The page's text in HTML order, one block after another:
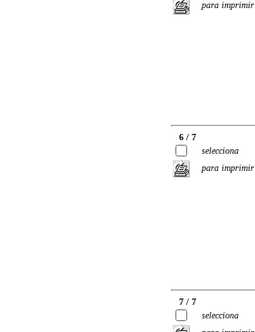
para imprimir
6 / 7
selecciona
para imprimir
7 / 7
selecciona